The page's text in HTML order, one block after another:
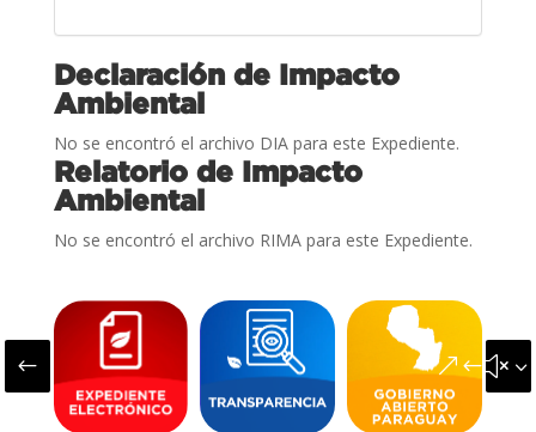
Declaración de Impacto
Ambiental
No se encontró el archivo DIA para este Expediente.
Relatorio de Impacto
Ambiental
No se encontró el archivo RIMA para este Expediente.
#